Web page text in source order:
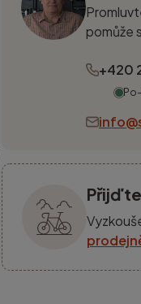
pomůže
+420